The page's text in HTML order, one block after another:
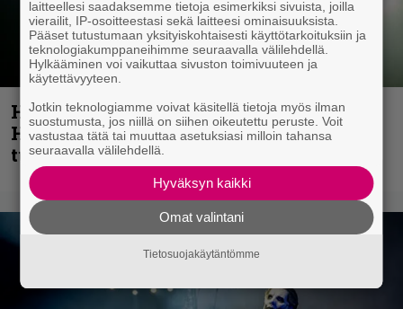
Helloween- ja Gamma Ray -mies Kai
Hansen julkaisi uuden maistiaisen
tulevalta soololevyltä
laitteellesi saadaksemme tietoja esimerkiksi sivuista, joilla
vierailit, IP-osoitteestasi sekä laitteesi ominaisuuksista.
Pääset tutustumaan yksityiskohtaisesti käyttötarkoituksiin ja
teknologiakumppaneihimme seuraavalla välilehdellä.
Hylkääminen voi vaikuttaa sivuston toimivuuteen ja
käytettävyyteen.
Jotkin teknologiamme voivat käsitellä tietoja myös ilman
suostumusta, jos niillä on siihen oikeutettu peruste. Voit
vastustaa tätä tai muuttaa asetuksiasi milloin tahansa
seuraavalla välilehdellä.
Hyväksyn kaikki
Omat valintani
Tietosuojakäytäntömme